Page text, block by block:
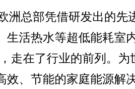
洲总部凭借研发出的先
生活热水等超低能耗室
走在了行业的前列。
效、节能的家庭能源解